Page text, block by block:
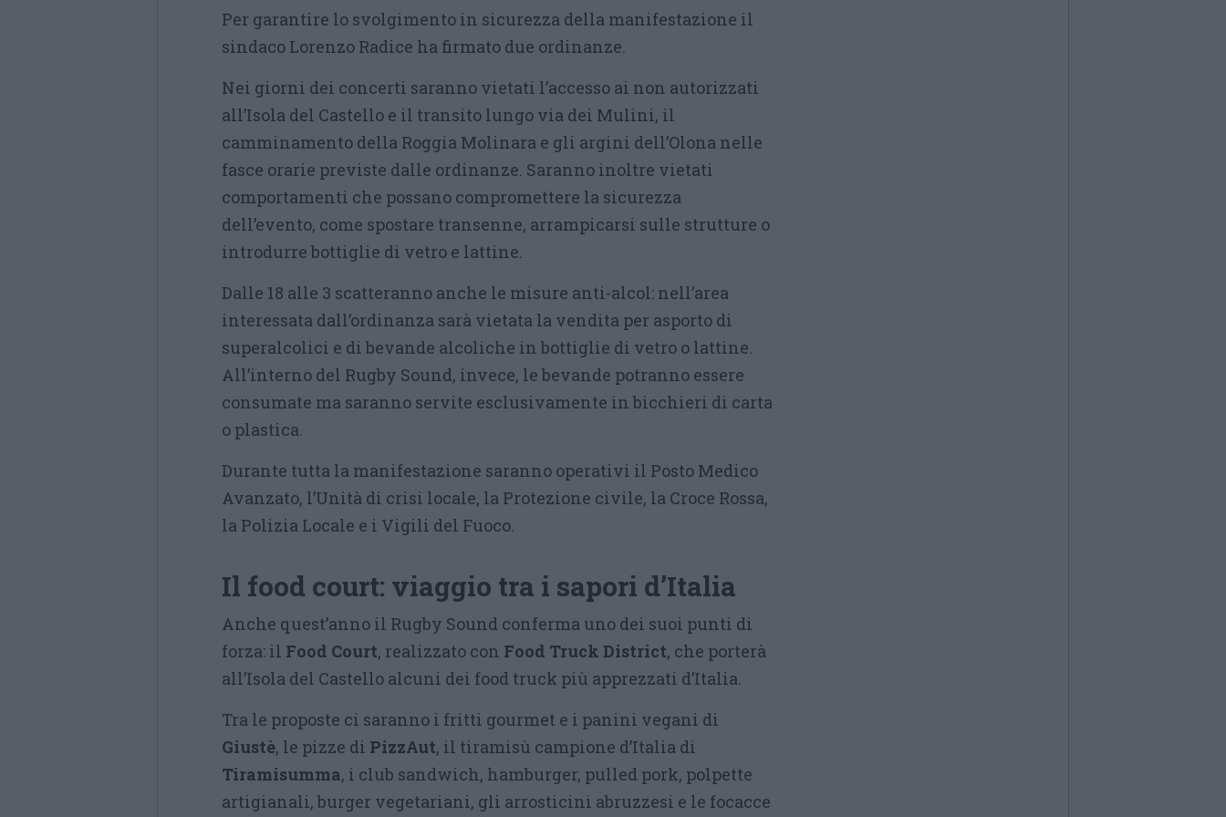
Per garantire lo svolgimento in sicurezza della manifestazione il
sindaco Lorenzo Radice ha firmato due ordinanze.
Nei giorni dei concerti saranno vietati l’accesso ai non autorizzati
all’Isola del Castello e il transito lungo via dei Mulini, il
camminamento della Roggia Molinara e gli argini dell’Olona nelle
fasce orarie previste dalle ordinanze. Saranno inoltre vietati
comportamenti che possano compromettere la sicurezza
dell’evento, come spostare transenne, arrampicarsi sulle strutture o
introdurre bottiglie di vetro e lattine.
Dalle 18 alle 3 scatteranno anche le misure anti-alcol: nell’area
interessata dall’ordinanza sarà vietata la vendita per asporto di
superalcolici e di bevande alcoliche in bottiglie di vetro o lattine.
All’interno del Rugby Sound, invece, le bevande potranno essere
consumate ma saranno servite esclusivamente in bicchieri di carta
o plastica.
Durante tutta la manifestazione saranno operativi il Posto Medico
Avanzato, l’Unità di crisi locale, la Protezione civile, la Croce Rossa,
la Polizia Locale e i Vigili del Fuoco.
Il food court: viaggio tra i sapori d’Italia
Anche quest’anno il Rugby Sound conferma uno dei suoi punti di
forza: il Food Court, realizzato con Food Truck District, che porterà
all’Isola del Castello alcuni dei food truck più apprezzati d’Italia.
Tra le proposte ci saranno i fritti gourmet e i panini vegani di
Giustè, le pizze di PizzAut, il tiramisù campione d’Italia di
Tiramisumma, i club sandwich, hamburger, pulled pork, polpette
artigianali, burger vegetariani, gli arrosticini abruzzesi e le focacce